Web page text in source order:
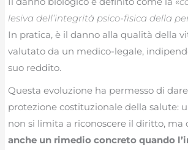
lesiva dell’integrità psico-fisica della
In pratica, è il danno alla qualità della
valutato da un medico-legale,
suo reddito.
Questa evoluzione ha permesso di
protezione costituzionale della salute:
non si limita a riconoscere il diritto, ma
anche un rimedio concreto quando